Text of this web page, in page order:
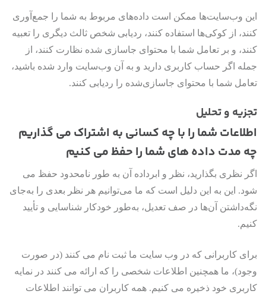
این وب‌سایت‌ها ممکن است داده‌های مربوط به شما را جمع‌آوری
کنند، از کوکی‌ها استفاده کنند، ردیابی شخص ثالث دیگری را تعبیه
کنند، و بر تعامل شما با محتوای جاسازی شده نظارت کنند، از
جمله اگر حساب کاربری دارید و به آن وب‌سایت وارد شده باشید،
تعامل شما با محتوای جاسازی‌شده را ردیابی کنند.
تجزیه و تحلیل
اطلاعات شما را با چه کسانی به اشتراک می گذاریم
چه مدت داده های شما را حفظ می کنیم
اگر نظری بگذارید، نظر و ابرداده آن به طور نامحدود حفظ می
شود. این به این دلیل است که ما می‌توانیم هر نظر بعدی را به‌جای
نگه‌داشتن آن‌ها در صف تعدیل، به‌طور خودکار شناسایی و تأیید
کنیم.
برای کاربرانی که در وب سایت ما ثبت نام می کنند (در صورت
وجود)، ما همچنین اطلاعات شخصی را که ارائه می کنند در نمایه
کاربری خود ذخیره می کنیم. همه کاربران می توانند اطلاعات